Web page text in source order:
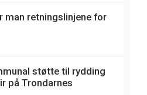
man retningslinjene for
støtte til rydding
på Trondarnes